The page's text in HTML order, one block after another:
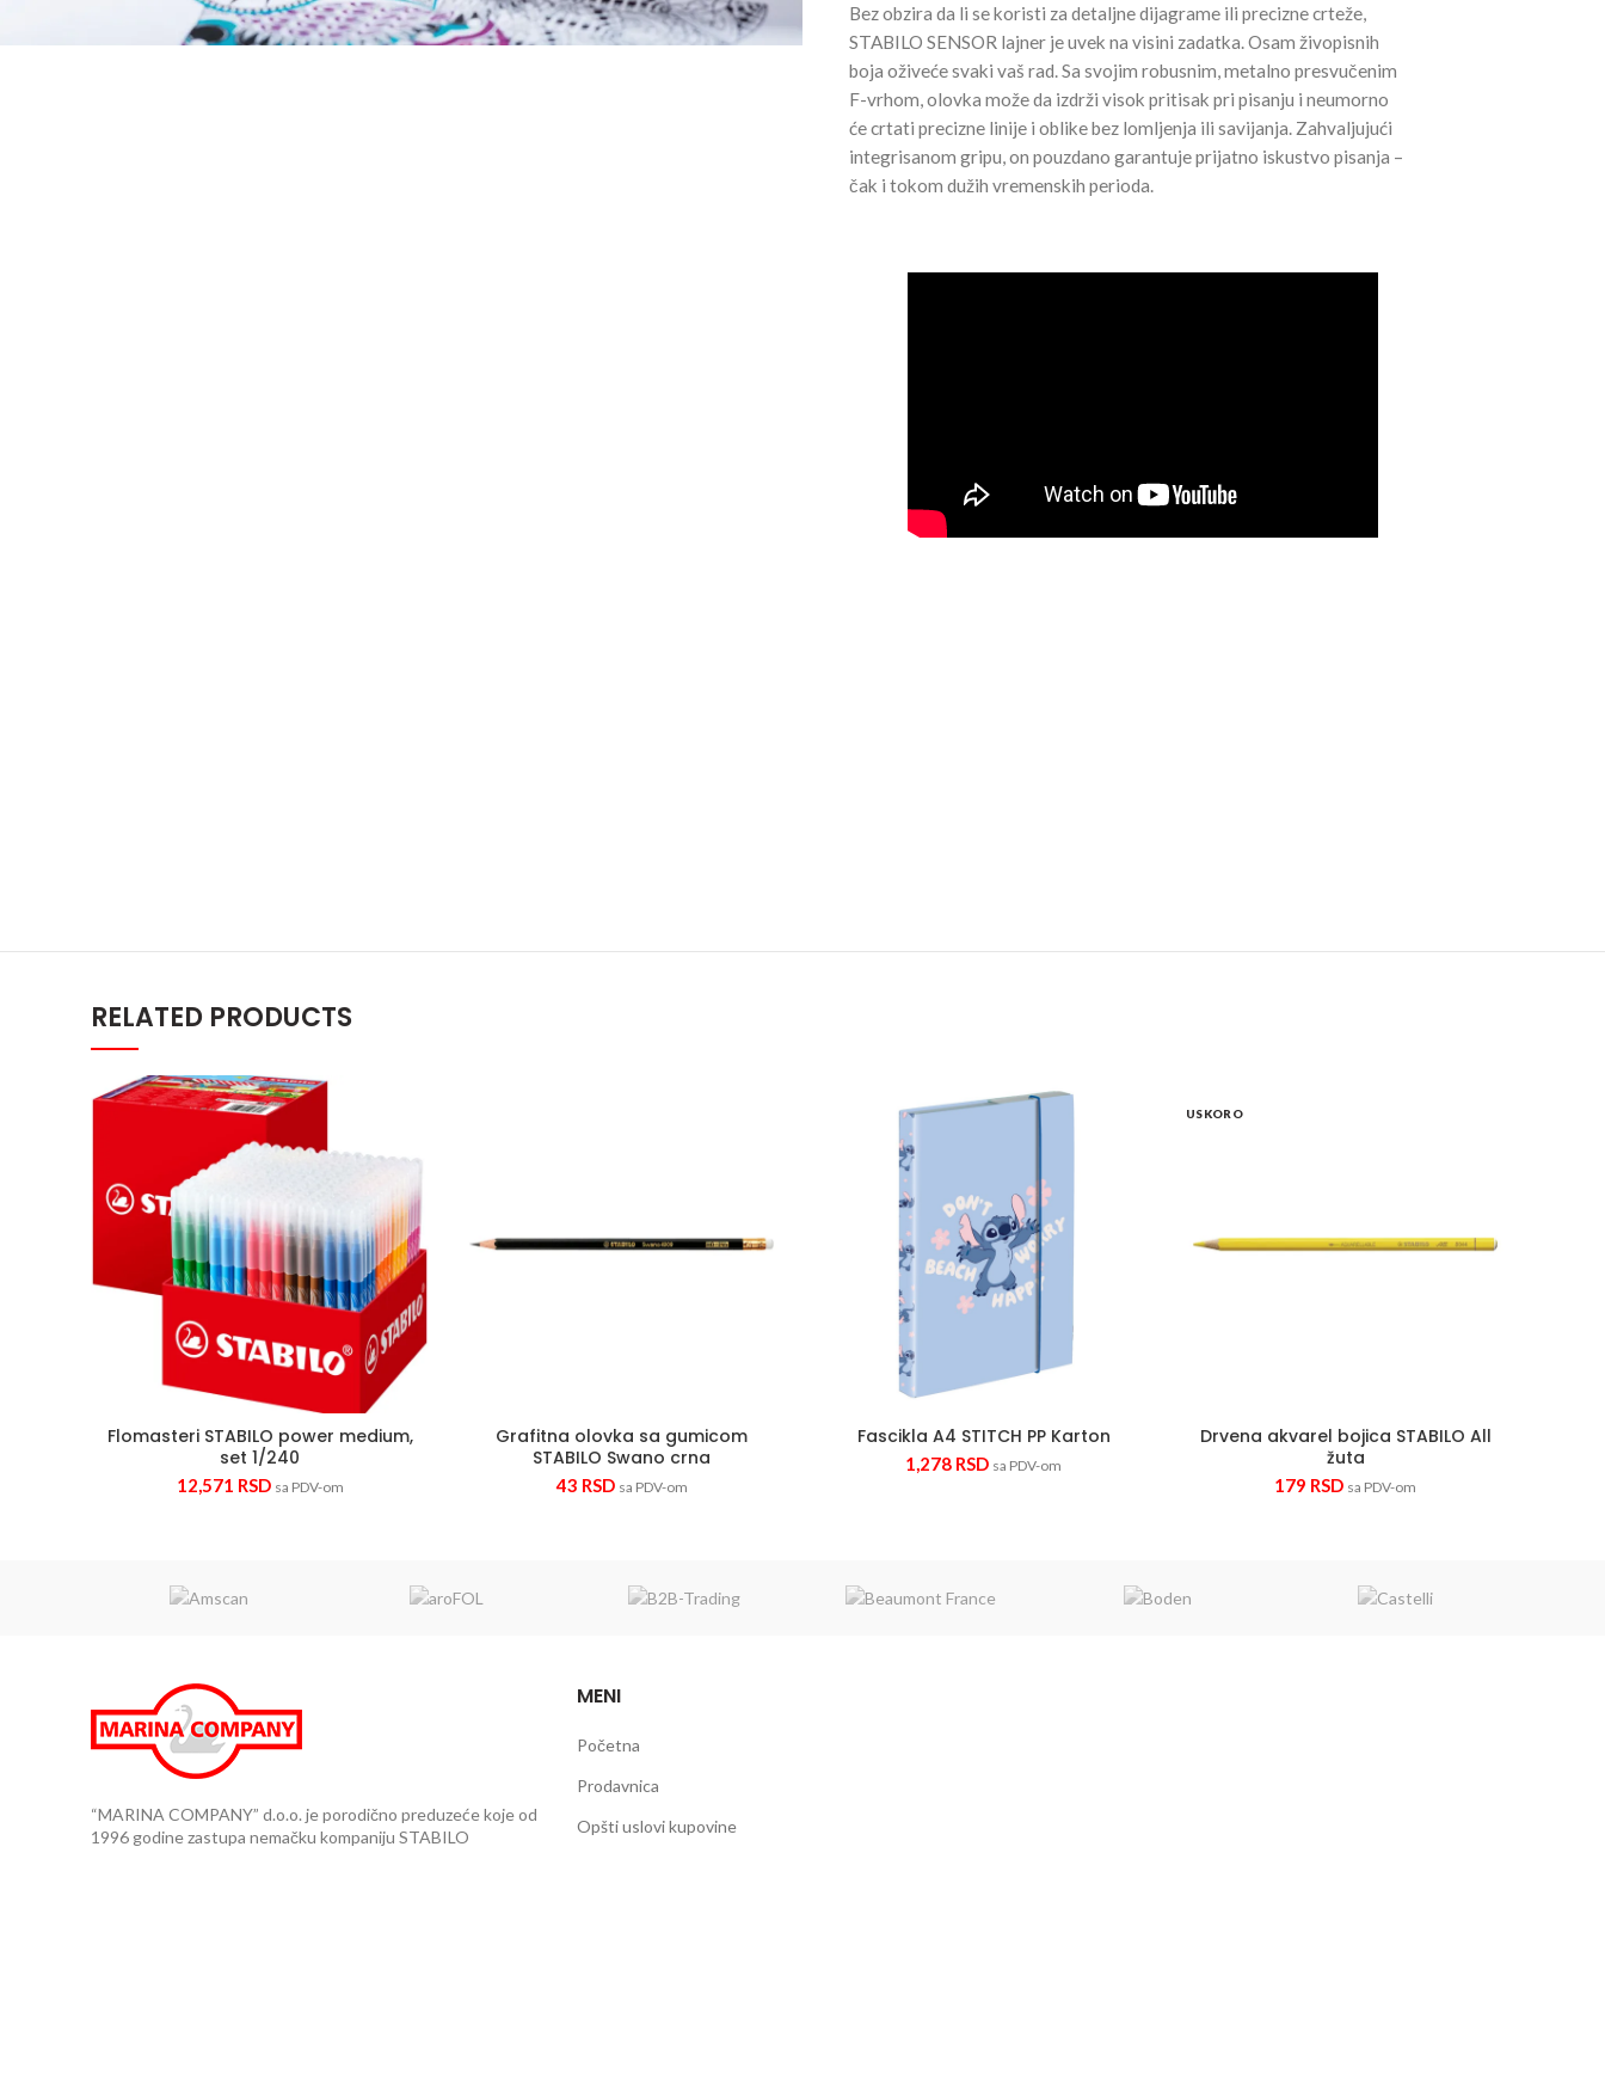
Bez obzira da li se koristi za detaljne dijagrame ili precizne crteže,
STABILO SENSOR lajner je uvek na visini zadatka. Osam živopisnih
boja oživeće svaki vaš rad. Sa svojim robusnim, metalno presvučenim
F-vrhom, olovka može da izdrži visok pritisak pri pisanju i neumorno
će crtati precizne linije i oblike bez lomljenja ili savijanja. Zahvaljujući
integrisanom gripu, on pouzdano garantuje prijatno iskustvo pisanja –
čak i tokom dužih vremenskih perioda.
RELATED PRODUCTS
Flomasteri STABILO power medium,
set 1/240
12,571 RSD sa PDV-om
Grafitna olovka sa gumicom
STABILO Swano crna
43 RSD sa PDV-om
Grafitna olovka sa gumicom STABILO Swano crna quantity
Fascikla A4 STITCH PP Karton
1,278 RSD sa PDV-om
USKORO
Drvena akvarel bojica STABILO All
žuta
179 RSD sa PDV-om
“MARINA COMPANY” d.o.o. je porodično preduzeće koje od
1996 godine zastupa nemačku kompaniju STABILO
MENI
Početna
Prodavnica
Opšti uslovi kupovine